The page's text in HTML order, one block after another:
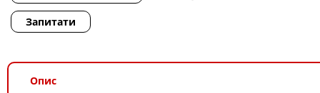
Запитати
Опис